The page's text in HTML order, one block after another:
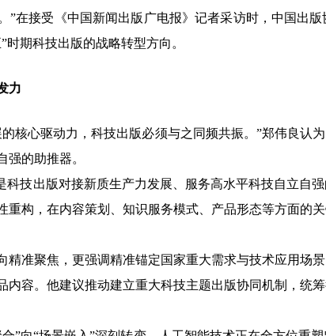
”在接受《中国新闻出版广电报》记者采访时，中国出
期科技出版的战略转型方向。
力
心驱动力，科技出版必须与之同频共振。”郑伟良认
强的助推器。
技出版对接新质生产力发展、服务高水平科技自立自
重构，在内容策划、知识服务模式、产品形态等方面的
准聚焦，更强调精准锚定国家重大需求与技术应用场
内容。他建议推动建立重大科技主题出版协同机制，统